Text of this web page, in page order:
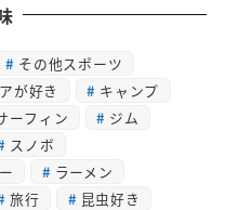
その他スポーツ
が好き
キャンプ
ーフィン
ジム
スノボ
ラーメン
旅行
昆虫好き